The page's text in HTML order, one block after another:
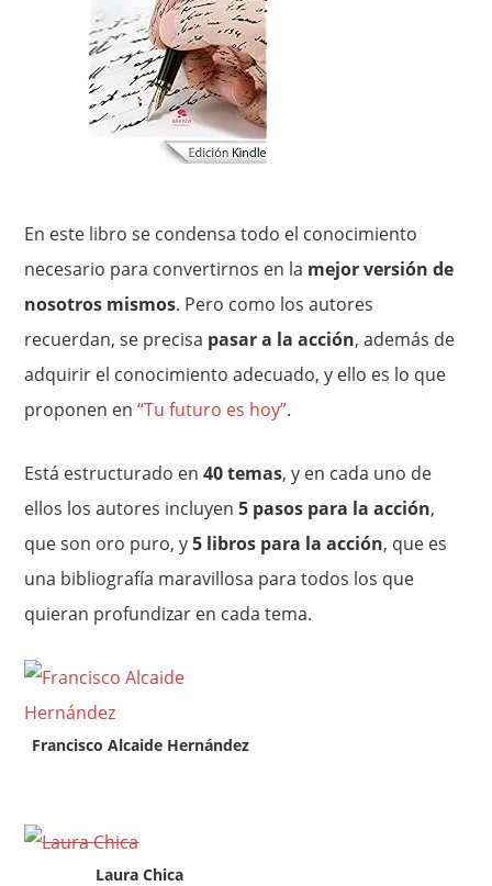
En este libro se condensa todo el conocimiento
necesario para convertirnos en la mejor versión de
nosotros mismos. Pero como los autores
recuerdan, se precisa pasar a la acción, además de
adquirir el conocimiento adecuado, y ello es lo que
proponen en“Tu futuro es hoy”.
Está estructurado en40 temas, y en cada uno de
ellos los autores incluyen5 pasos para la acción,
que son oro puro, y5 libros para la acción, que es
una bibliografía maravillosa para todos los que
quieran profundizar en cada tema.
Francisco Alcaide Hernández
Laura Chica